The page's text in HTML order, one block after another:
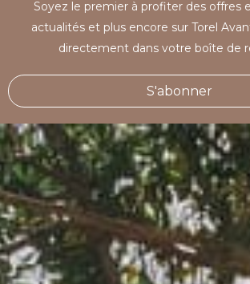
Soyez le premier à profiter des offres
actualités et plus encore sur Torel
directement dans votre boîte de
S'abonner